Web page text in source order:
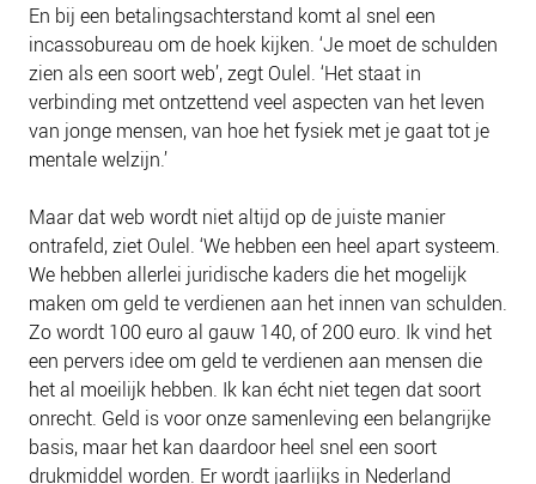
En bij een betalingsachterstand komt al snel een
incassobureau om de hoek kijken. ‘Je moet de schulden
zien als een soort web’, zegt Oulel. ‘Het staat in
verbinding met ontzettend veel aspecten van het leven
van jonge mensen, van hoe het fysiek met je gaat tot je
mentale welzijn.’
Maar dat web wordt niet altijd op de juiste manier
ontrafeld, ziet Oulel. ‘We hebben een heel apart systeem.
We hebben allerlei juridische kaders die het mogelijk
maken om geld te verdienen aan het innen van schulden.
Zo wordt 100 euro al gauw 140, of 200 euro. Ik vind het
een pervers idee om geld te verdienen aan mensen die
het al moeilijk hebben. Ik kan écht niet tegen dat soort
onrecht. Geld is voor onze samenleving een belangrijke
basis, maar het kan daardoor heel snel een soort
drukmiddel worden. Er wordt jaarlijks in Nederland